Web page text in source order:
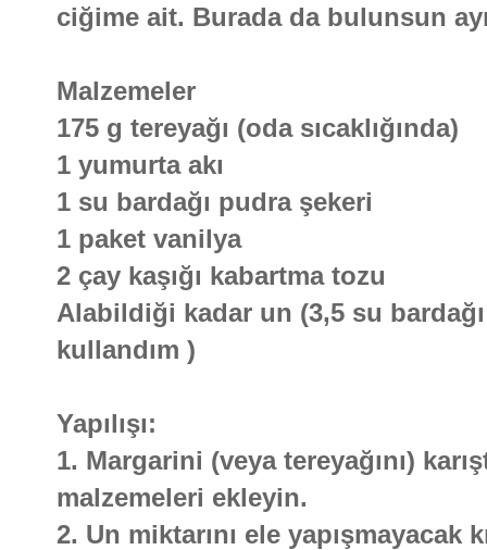
ciğime ait. Burada da bulunsun
Malzemeler
175 g tereyağı (oda sıcaklığında)
1 yumurta akı
1 su bardağı pudra şekeri
1 paket vanilya
2 çay kaşığı kabartma tozu
Alabildiği kadar un (3,5 su
kullandım )
Yapılışı:
1. Margarini (veya tereyağını)
malzemeleri ekleyin.
2. Un miktarını ele yapışmayacak